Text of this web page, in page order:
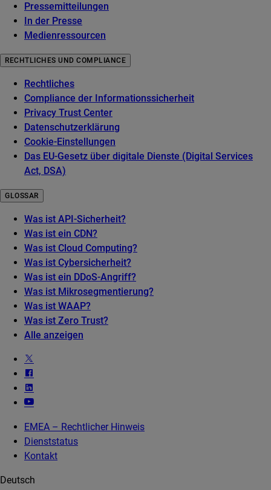
Pressemitteilungen
In der Presse
Medienressourcen
RECHTLICHES UND COMPLIANCE
Rechtliches
Compliance der Informationssicherheit
Privacy Trust Center
Datenschutzerklärung
Cookie-Einstellungen
Das EU-Gesetz über digitale Dienste (Digital Services
Act, DSA)
GLOSSAR
Was ist API-Sicherheit?
Was ist ein CDN?
Was ist Cloud Computing?
Was ist Cybersicherheit?
Was ist ein DDoS-Angriff?
Was ist Mikrosegmentierung?
Was ist WAAP?
Was ist Zero Trust?
Alle anzeigen
EMEA – Rechtlicher Hinweis
Dienststatus
Kontakt
Deutsch